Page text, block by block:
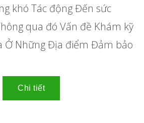
khó Tác động Đến sức
qua đó Vấn đề Khám kỹ
Ở Những Địa điểm Đảm bảo